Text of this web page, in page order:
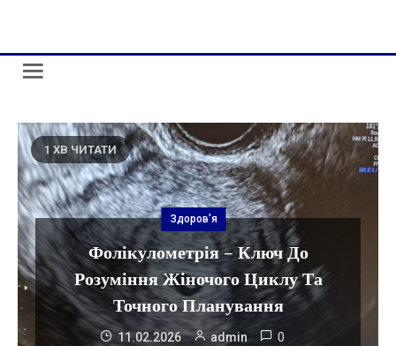
content
1 ХВ ЧИТАТИ
Здоров'я
Фолікулометрія – Ключ До
Розуміння Жіночого Циклу Та
Точного Планування
11.02.2026 admin 0